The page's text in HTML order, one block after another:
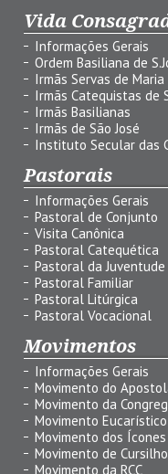
Vida
Informações Gerais
Ordem Basiliana de
Irmãs Servas de
Irmãs Catequistas de
Irmãs Basilianas
Irmãs de São José
Instituto Secular das
Pastorais
Informações Gerais
Pastoral de Conjunto
Visita Canônica
Pastoral Catequética
Pastoral da Juventude
Pastoral Familiar
Pastoral Litúrgica
Pastoral Vocacional
Movimentos
Informações Gerais
Movimento do
Movimento da
Movimento Eucarístico
Movimento dos Ícones
Movimento de
Movimento da RCC